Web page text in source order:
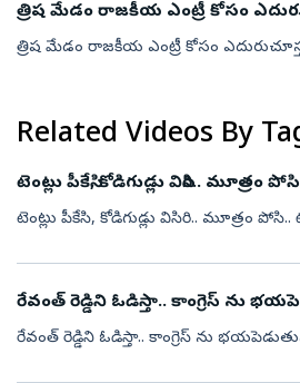
త్రిష మేడం రాజకీయ‌ ఎంట్రీ కోసం
త్రిష మేడం రాజకీయ‌ ఎంట్రీ కోసం
Related Videos By
టెంట్లు పీకేసి, కోడిగుడ్లు విసిరి.. మూత్రం
టెంట్లు పీకేసి, కోడిగుడ్లు విసిరి.. మూత్రం
రేవంత్ రెడ్డిని ఓడిస్తా.. కాంగ్రెస్ ను
రేవంత్ రెడ్డిని ఓడిస్తా.. కాంగ్రెస్ ను